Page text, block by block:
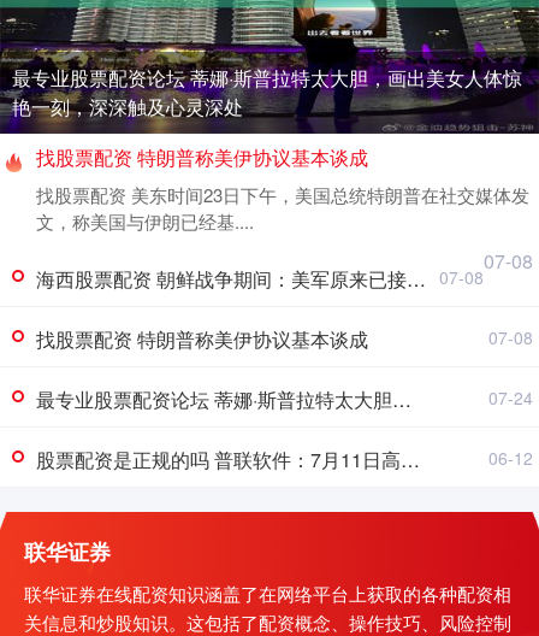
最专业股票配资论坛 蒂娜·斯普拉特太大胆，画出美女人体惊
艳一刻，深深触及心灵深处
找股票配资 特朗普称美伊协议基本谈成
找股票配资 美东时间23日下午，美国总统特朗普在社交媒体发
文，称美国与伊朗已经基....
07-08
海西股票配资 朝鲜战争期间：美军原来已接近击败中国，却碰上中国决死的指挥官 07-08
找股票配资 特朗普称美伊协议基本谈成 07-08
最专业股票配资论坛 蒂娜·斯普拉特太大胆，画出美女人体惊艳一刻，深深触及心灵深处 07-24
股票配资是正规的吗 普联软件：7月11日高管冯学伟、张廷兵减持股份合计3.75万股 06-12
联华证券
联华证券在线配资知识涵盖了在网络平台上获取的各种配资相
关信息和炒股知识。这包括了配资概念、操作技巧、风险控制